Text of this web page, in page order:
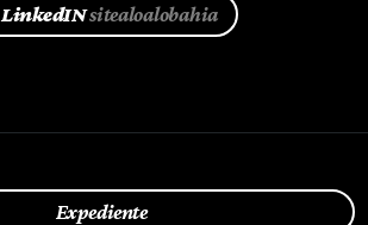
LinkedINsitealoalobahia
Expediente